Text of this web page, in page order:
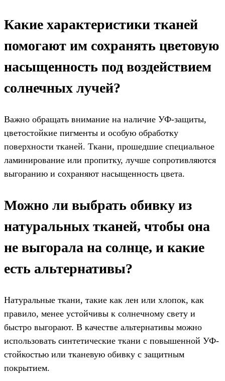
Какие характеристики тканей
помогают им сохранять цветовую
насыщенность под воздействием
солнечных лучей?
Важно обращать внимание на наличие УФ-защиты,
цветостойкие пигменты и особую обработку
поверхности тканей. Ткани, прошедшие специальное
ламинирование или пропитку, лучше сопротивляются
выгоранию и сохраняют насыщенность цвета.
Можно ли выбрать обивку из
натуральных тканей, чтобы она
не выгорала на солнце, и какие
есть альтернативы?
Натуральные ткани, такие как лен или хлопок, как
правило, менее устойчивы к солнечному свету и
быстро выгорают. В качестве альтернативы можно
использовать синтетические ткани с повышенной УФ-
стойкостью или тканевую обивку с защитным
покрытием.